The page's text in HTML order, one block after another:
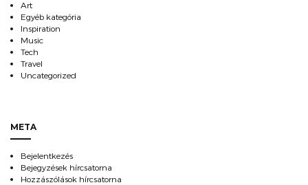
Art
Egyéb kategória
Inspiration
Music
Tech
Travel
Uncategorized
META
Bejelentkezés
Bejegyzések hírcsatorna
Hozzászólások hírcsatorna